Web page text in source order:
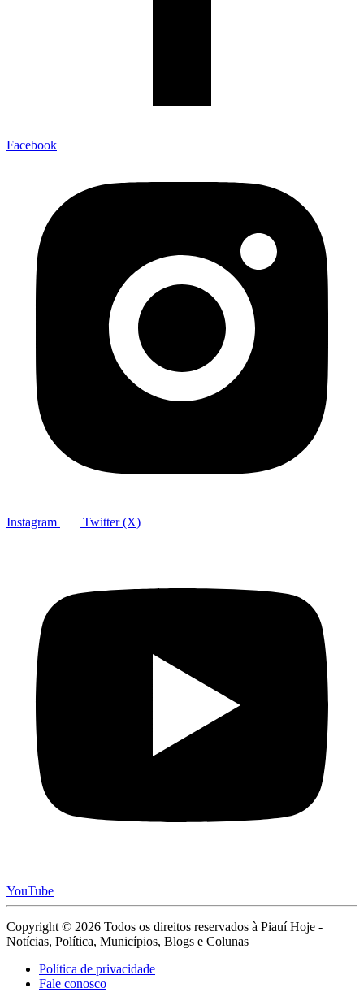
Facebook
Instagram Twitter (X)
YouTube
Copyright © 2026 Todos os direitos reservados à Piauí Hoje -
Notícias, Política, Municípios, Blogs e Colunas
Política de privacidade
Fale conosco